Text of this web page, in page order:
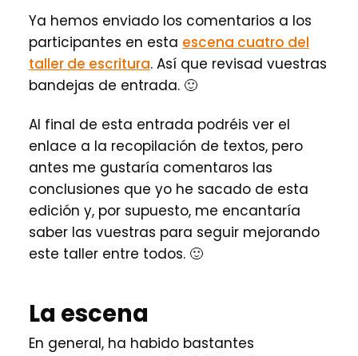
Ya hemos enviado los comentarios a los
participantes en esta escena cuatro del
taller de escritura. Así que revisad vuestras
bandejas de entrada. 🙂
Al final de esta entrada podréis ver el
enlace a la recopilación de textos, pero
antes me gustaría comentaros las
conclusiones que yo he sacado de esta
edición y, por supuesto, me encantaría
saber las vuestras para seguir mejorando
este taller entre todos. 🙂
La escena
En general, ha habido bastantes